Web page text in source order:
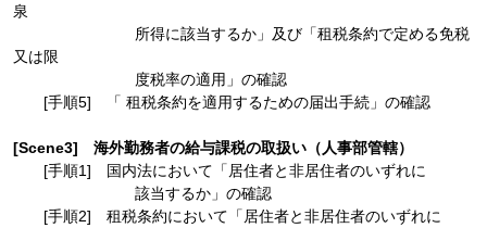
泉
所得に該当するか」及び「租税条約で定める免税
又は限
度税率の適用」の確認
[手順5] 「 租税条約を適用するための届出手続」の確認
[Scene3] 海外勤務者の給与課税の取扱い（人事部管轄）
[手順1] 国内法において「居住者と非居住者のいずれに
該当するか」の確認
[手順2] 租税条約において「居住者と非居住者のいずれに